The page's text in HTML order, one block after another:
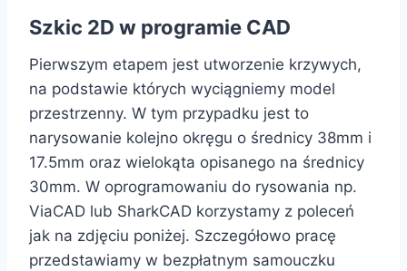
Szkic 2D w programie CAD
Pierwszym etapem jest utworzenie krzywych,
na podstawie których wyciągniemy model
przestrzenny. W tym przypadku jest to
narysowanie kolejno okręgu o średnicy 38mm i
17.5mm oraz wielokąta opisanego na średnicy
30mm. W oprogramowaniu do rysowania np.
ViaCAD lub SharkCAD korzystamy z poleceń
jak na zdjęciu poniżej. Szczegółowo pracę
przedstawiamy w bezpłatnym samouczku